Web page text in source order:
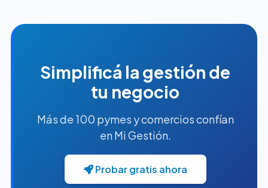
Simplificá la gestión de
tu negocio
Más de 100 pymes y comercios confían
en Mi Gestión.
Probar gratis ahora